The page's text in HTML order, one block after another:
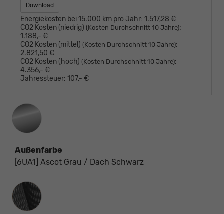
Download
Energiekosten bei 15.000 km pro Jahr: 1.517,28 €
CO2 Kosten (niedrig) (Kosten Durchschnitt 10 Jahre):
1.188,- €
CO2 Kosten (mittel) (Kosten Durchschnitt 10 Jahre):
2.821,50 €
CO2 Kosten (hoch) (Kosten Durchschnitt 10 Jahre):
4.356,- €
Jahressteuer: 107,- €
Außenfarbe
[6UA1] Ascot Grau / Dach Schwarz
Innenausstattung